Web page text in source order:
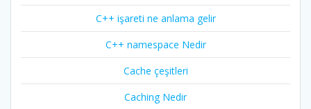
C++ işareti ne anlama gelir
C++ namespace Nedir
Cache çeşitleri
Caching Nedir